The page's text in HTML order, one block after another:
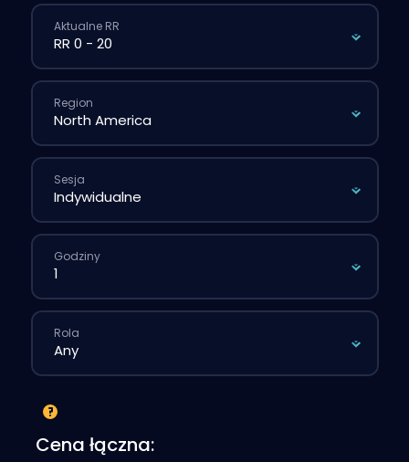
Aktualne RR
Region
Sesja
Godziny
Rola
Cena łączna: